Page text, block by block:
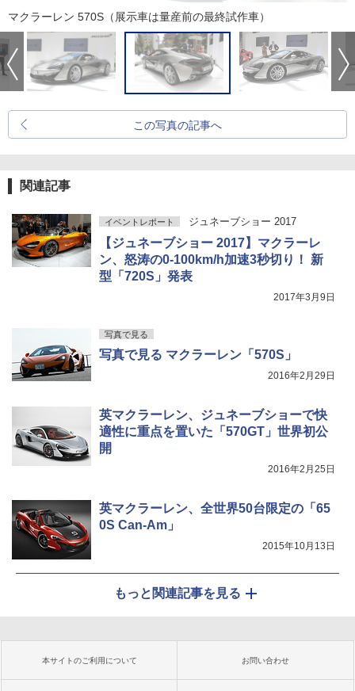
マクラーレン 570S（展示車は量産前の最終試作車）
この写真の記事へ
関連記事
イベントレポート ジュネーブショー 2017
【ジュネーブショー 2017】マクラーレ
ン、怒涛の0-100km/h加速3秒切り！ 新
型「720S」発表
2017年3月9日
写真で見る
写真で見る マクラーレン「570S」
2016年2月29日
英マクラーレン、ジュネーブショーで快
適性に重点を置いた「570GT」世界初公
開
2016年2月25日
英マクラーレン、全世界50台限定の「65
0S Can-Am」
2015年10月13日
もっと関連記事を見る
本サイトのご利用について お問い合わせ